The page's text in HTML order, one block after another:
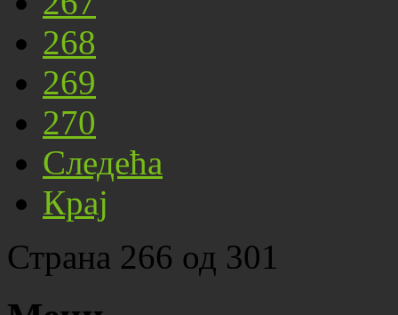
268
269
270
Следећа
Крај
Страна 266 од 301